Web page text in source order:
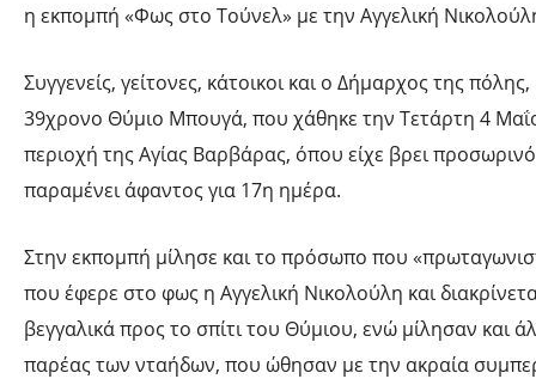
η εκπομπή «Φως στο Τούνελ» με την Αγγελική
Συγγενείς, γείτονες, κάτοικοι και ο Δήμαρχος της
39χρονο Θύμιο Μπουγά, που χάθηκε την Τετάρτη 4
περιοχή της Αγίας Βαρβάρας, όπου είχε βρει
παραμένει άφαντος για 17η ημέρα.
Στην εκπομπή μίλησε και το πρόσωπο που
που έφερε στο φως η Αγγελική Νικολούλη και
βεγγαλικά προς το σπίτι του Θύμιου, ενώ μίλησαν και
παρέας των νταήδων, που ώθησαν με την ακραία